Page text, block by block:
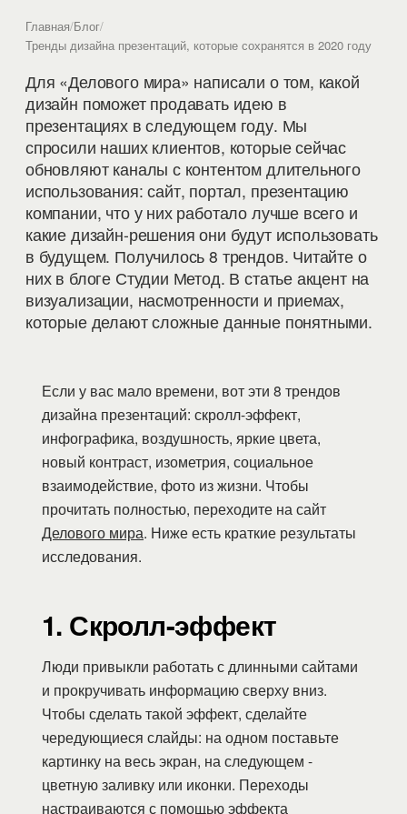
Главная/Блог/
Тренды дизайна презентаций, которые сохранятся в 2020 году
Для «Делового мира» написали о том, какой
дизайн поможет продавать идею в
презентациях в следующем году. Мы
спросили наших клиентов, которые сейчас
обновляют каналы с контентом длительного
использования: сайт, портал, презентацию
компании, что у них работало лучше всего и
какие дизайн-решения они будут использовать
в будущем. Получилось 8 трендов. Читайте о
них в блоге Студии Метод. В статье акцент на
визуализации, насмотренности и приемах,
которые делают сложные данные понятными.
Если у вас мало времени, вот эти 8 трендов
дизайна презентаций: скролл-эффект,
инфографика, воздушность, яркие цвета,
новый контраст, изометрия, социальное
взаимодействие, фото из жизни. Чтобы
прочитать полностью, переходите на сайт
Делового мира. Ниже есть краткие результаты
исследования.
1. Скролл-эффект
Люди привыкли работать с длинными сайтами
и прокручивать информацию сверху вниз.
Чтобы сделать такой эффект, сделайте
чередующиеся слайды: на одном поставьте
картинку на весь экран, на следующем -
цветную заливку или иконки. Переходы
настраиваются с помощью эффекта